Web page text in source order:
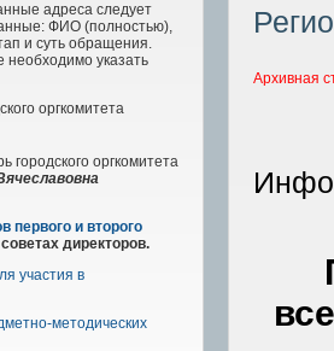
адреса следует
ФИО (полностью),
и суть обращения.
необходимо указать
оргкомитета
городского оргкомитета
первого и второго
директоров.
участия в
методических
Архивная